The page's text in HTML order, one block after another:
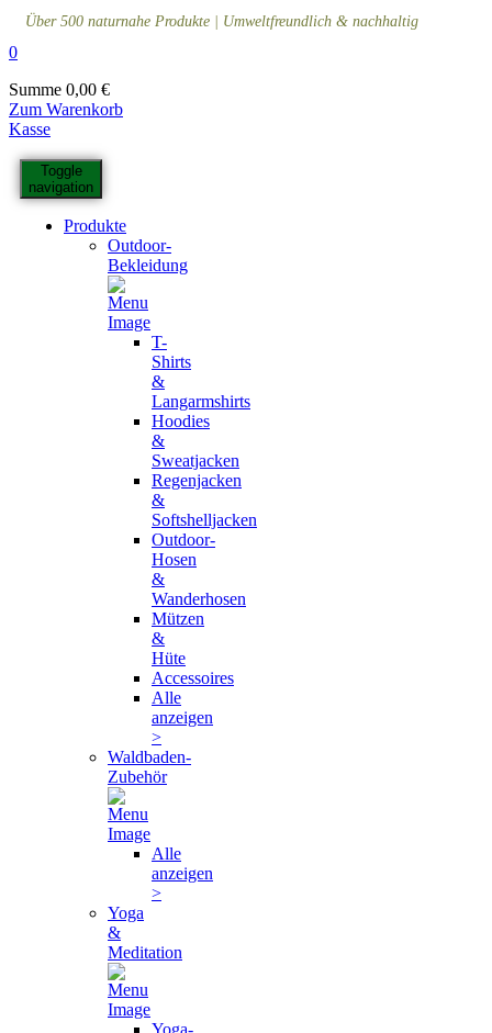
Über 500 naturnahe Produkte | Umweltfreundlich & nachhaltig
0
Summe 0,00 €
Zum Warenkorb
Kasse
Toggle
navigation
Produkte
Outdoor-
Bekleidung
T-
Shirts
&
Langarmshirts
Hoodies
&
Sweatjacken
Regenjacken
&
Softshelljacken
Outdoor-
Hosen
&
Wanderhosen
Mützen
&
Hüte
Accessoires
Alle
anzeigen
>
Waldbaden-
Zubehör
Alle
anzeigen
>
Yoga
&
Meditation